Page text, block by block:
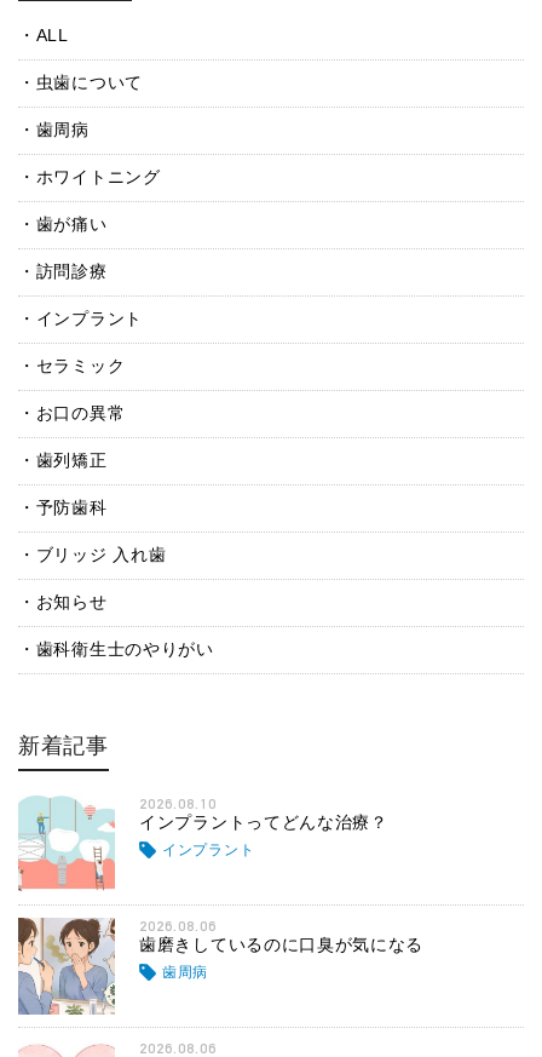
ALL
虫歯について
歯周病
ホワイトニング
歯が痛い
訪問診療
インプラント
セラミック
お口の異常
歯列矯正
予防歯科
ブリッジ 入れ歯
お知らせ
歯科衛生士のやりがい
新着記事
2026.08.10
インプラントってどんな治療？
インプラント
2026.08.06
歯磨きしているのに口臭が気になる
歯周病
2026.08.06